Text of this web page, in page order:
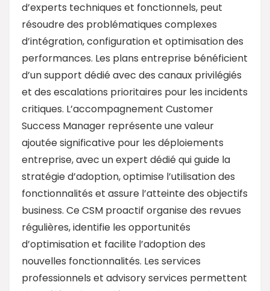
d’experts techniques et fonctionnels, peut
résoudre des problématiques complexes
d’intégration, configuration et optimisation des
performances. Les plans entreprise bénéficient
d’un support dédié avec des canaux privilégiés
et des escalations prioritaires pour les incidents
critiques. L’accompagnement Customer
Success Manager représente une valeur
ajoutée significative pour les déploiements
entreprise, avec un expert dédié qui guide la
stratégie d’adoption, optimise l’utilisation des
fonctionnalités et assure l’atteinte des objectifs
business. Ce CSM proactif organise des revues
régulières, identifie les opportunités
d’optimisation et facilite l’adoption des
nouvelles fonctionnalités. Les services
professionnels et advisory services permettent